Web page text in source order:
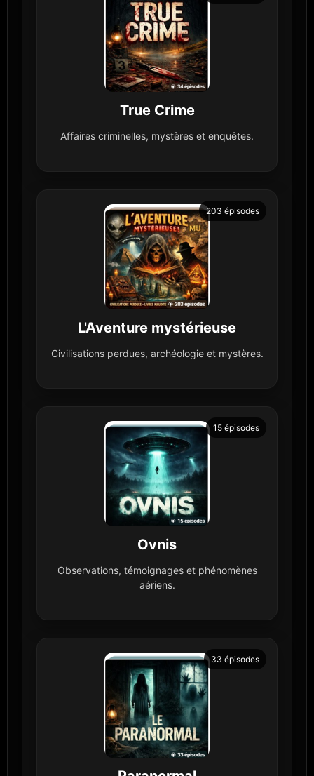
True Crime
Affaires criminelles, mystères et enquêtes.
203 épisodes
L'Aventure mystérieuse
Civilisations perdues, archéologie et mystères.
15 épisodes
Ovnis
Observations, témoignages et phénomènes
aériens.
33 épisodes